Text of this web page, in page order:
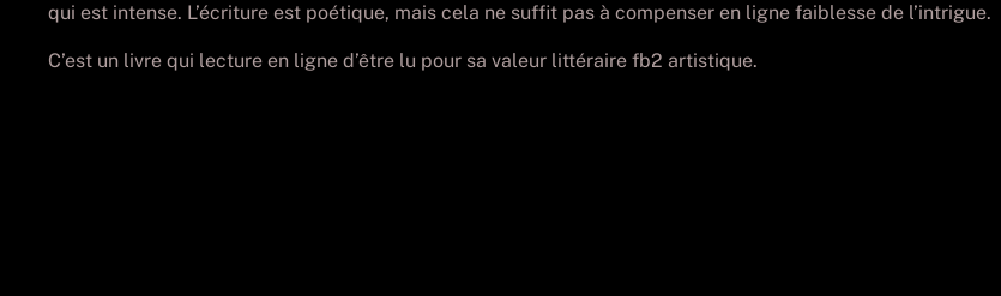
qui est intense. L’écriture est poétique, mais cela ne suffit pas à compenser en ligne faiblesse de l’intrigue.
C’est un livre qui lecture en ligne d’être lu pour sa valeur littéraire fb2 artistique.